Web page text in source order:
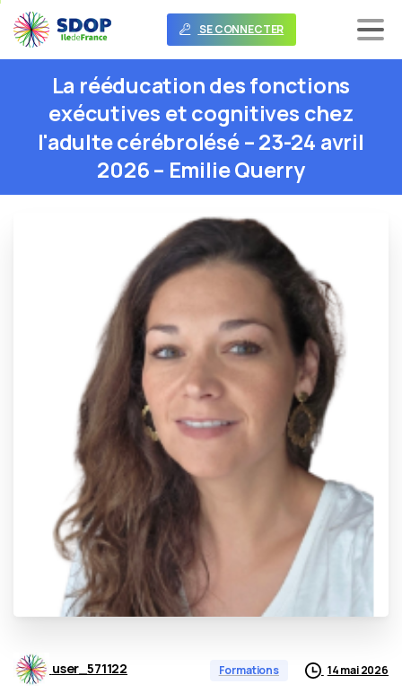
SE CONNECTER
La rééducationdesfonctions
exécutives etcognitives chez
l'adultecérébrolésé–23-24 avril
2026– EmilieQuerry
user_571122 Formations 14 mai 2026